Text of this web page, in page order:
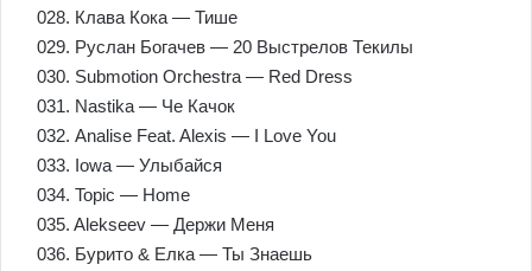
028. Клава Кока — Тише
029. Руслан Богачев — 20 Выстрелов Текилы
030. Submotion Orchestra — Red Dress
031. Nastika — Че Качок
032. Analise Feat. Alexis — I Love You
033. Iowa — Улыбайся
034. Topic — Home
035. Alekseev — Держи Меня
036. Бурито & Елка — Ты Знаешь